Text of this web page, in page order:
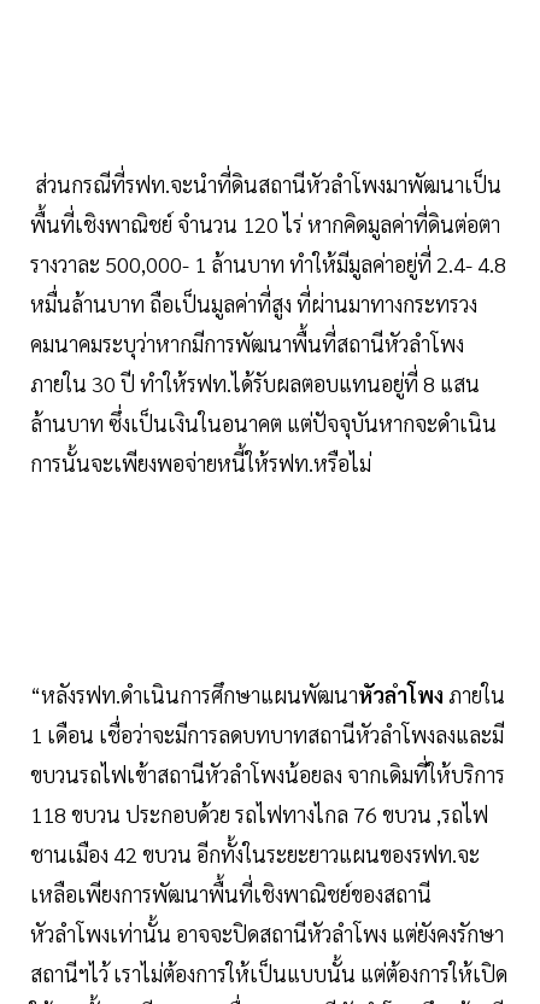
ส่วนกรณีที่รฟท.จะนำที่ดินสถานีหัวลำโพงมาพัฒนาเป็น
พื้นที่เชิงพาณิชย์ จำนวน 120 ไร่ หากคิดมูลค่าที่ดินต่อตา
รางวาละ 500,000- 1 ล้านบาท ทำให้มีมูลค่าอยู่ที่ 2.4- 4.8
หมื่นล้านบาท ถือเป็นมูลค่าที่สูง ที่ผ่านมาทางกระทรวง
คมนาคมระบุว่าหากมีการพัฒนาพื้นที่สถานีหัวลำโพง
ภายใน 30 ปี ทำให้รฟท.ได้รับผลตอบแทนอยู่ที่ 8 แสน
ล้านบาท ซึ่งเป็นเงินในอนาคต แต่ปัจจุบันหากจะดำเนิน
การนั้นจะเพียงพอจ่ายหนี้ให้รฟท.หรือไม่
“หลังรฟท.ดำเนินการศึกษาแผนพัฒนาหัวลำโพง ภายใน
1 เดือน เชื่อว่าจะมีการลดบทบาทสถานีหัวลำโพงลงและมี
ขบวนรถไฟเข้าสถานีหัวลำโพงน้อยลง จากเดิมที่ให้บริการ
118 ขบวน ประกอบด้วย รถไฟทางไกล 76 ขบวน ,รถไฟ
ชานเมือง 42 ขบวน อีกทั้งในระยะยาวแผนของรฟท.จะ
เหลือเพียงการพัฒนาพื้นที่เชิงพาณิชย์ของสถานี
หัวลำโพงเท่านั้น อาจจะปิดสถานีหัวลำโพง แต่ยังคงรักษา
สถานีฯไว้ เราไม่ต้องการให้เป็นแบบนั้น แต่ต้องการให้เปิด